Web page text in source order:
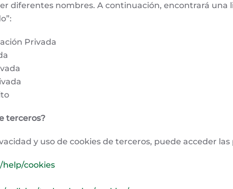
diferentes nombres. A continuación, encontrará una
Privada
terceros?
y uso de cookies de terceros, puede acceder
help/cookies